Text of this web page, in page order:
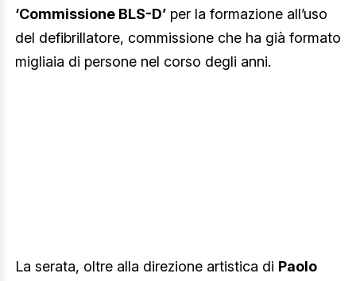
‘Commissione BLS-D’ per la formazione all’uso
del defibrillatore, commissione che ha già formato
migliaia di persone nel corso degli anni.
La serata, oltre alla direzione artistica di Paolo